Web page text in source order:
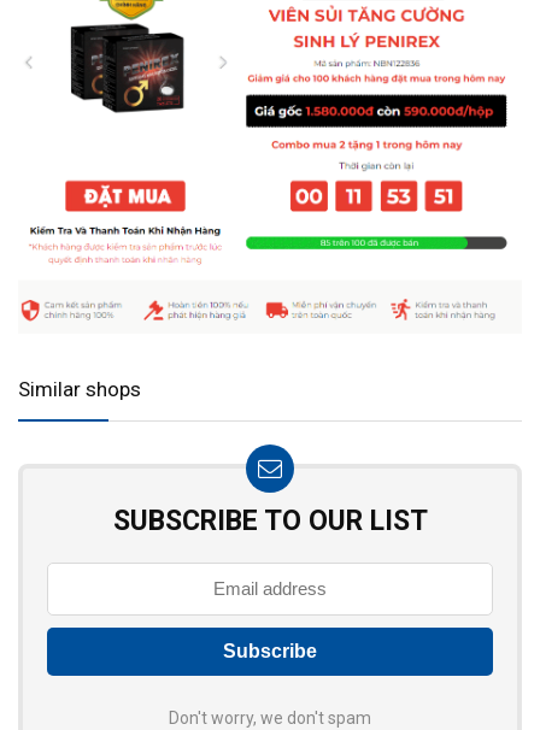
Similar shops
SUBSCRIBE TO OUR LIST
Don't worry, we don't spam